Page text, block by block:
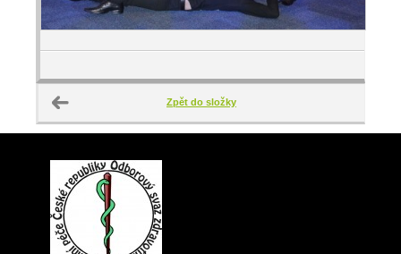
Zpět do složky